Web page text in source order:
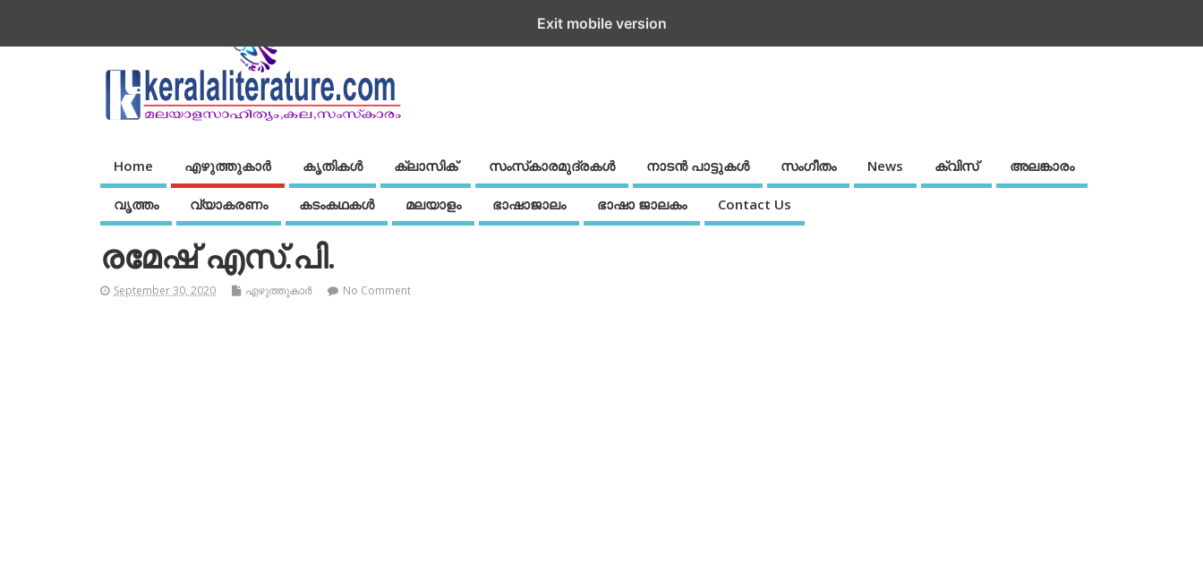
Home എഴുത്തുകാര്‍ കൃതികൾ ക്ലാസിക് സംസ്‌കാരമുദ്രകള്‍ നാടന്‍ പാട്ടുകള്‍ സംഗീതം News ക്വിസ് അലങ്കാരം
വൃത്തം വ്യാകരണം കടംകഥകള്‍ മലയാളം ഭാഷാജാലം ഭാഷാ ജാലകം Contact Us
രമേഷ് എസ്.പി.
September 30, 2020 എഴുത്തുകാര്‍ No Comment
Exit mobile version